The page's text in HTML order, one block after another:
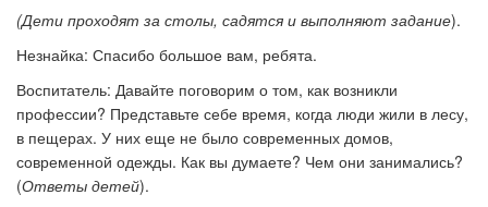
(Дети проходят за столы, садятся и выполняют задание).
Незнайка: Спасибо большое вам, ребята.
Воспитатель: Давайте поговорим о том, как возникли
профессии? Представьте себе время, когда люди жили в лесу,
в пещерах. У них еще не было современных домов,
современной одежды. Как вы думаете? Чем они занимались?
(Ответы детей).